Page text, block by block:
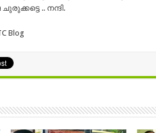
.. നന്ദി.
Blog